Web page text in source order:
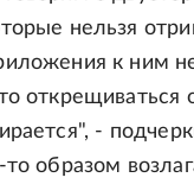
нельзя
к ним
открещиваться
-
образом